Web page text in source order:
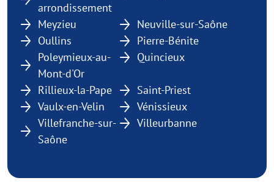
arrondissement
Meyzieu
Neuville-sur-Saône
Oullins
Pierre-Bénite
Poleymieux-au-
Mont-d'Or
Quincieux
Rillieux-la-Pape
Saint-Priest
Vaulx-en-Velin
Vénissieux
Villefranche-sur-
Saône
Villeurbanne